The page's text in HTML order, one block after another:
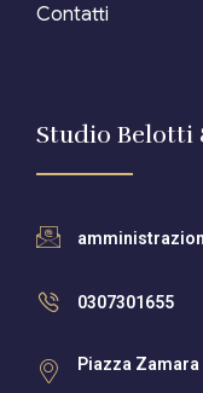
Contatti
Studio Belotti
0307301655
Piazza Zamara